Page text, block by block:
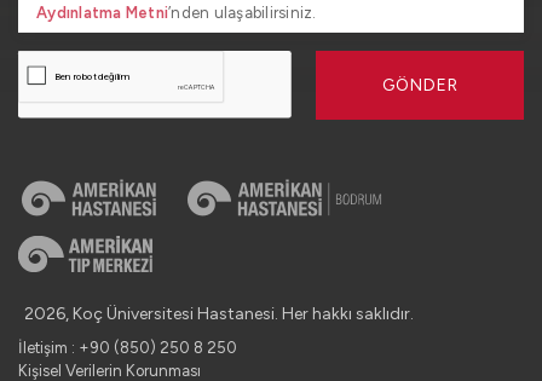
Aydınlatma Metni’nden ulaşabilirsiniz.
GÖNDER
2026, Koç Üniversitesi Hastanesi. Her hakkı saklıdır.
İletişim : +90 (850) 250 8 250
Kişisel Verilerin Korunması